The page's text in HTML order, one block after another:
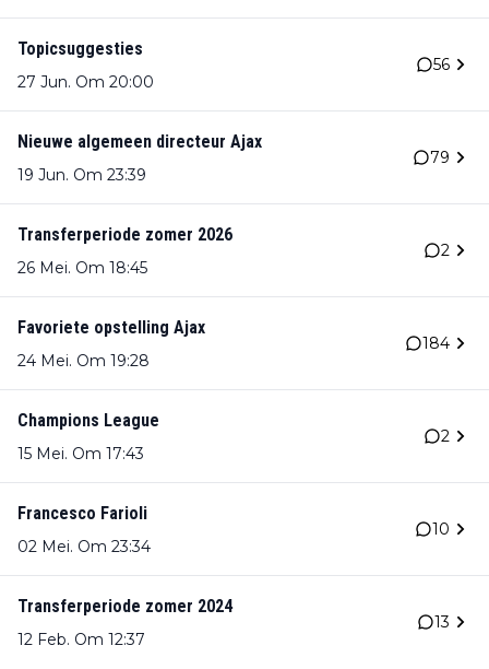
Topicsuggesties
27 Jun. Om 20:00
56
Nieuwe algemeen directeur Ajax
19 Jun. Om 23:39
79
Transferperiode zomer 2026
26 Mei. Om 18:45
2
Favoriete opstelling Ajax
24 Mei. Om 19:28
184
Champions League
15 Mei. Om 17:43
2
Francesco Farioli
02 Mei. Om 23:34
10
Transferperiode zomer 2024
12 Feb. Om 12:37
13